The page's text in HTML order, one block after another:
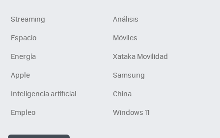
Streaming
Análisis
Espacio
Móviles
Energía
Xataka Movilidad
Apple
Samsung
Inteligencia artificial
China
Empleo
Windows 11